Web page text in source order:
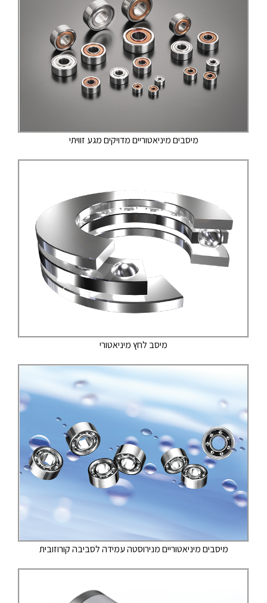
מיסבים מיניאטוריים מדויקים מגע זוויתי
מיסב לחץ מיניאטורי
מיסבים מיניאטוריים מנירוסטה עמידה לסביבה קורוזובית